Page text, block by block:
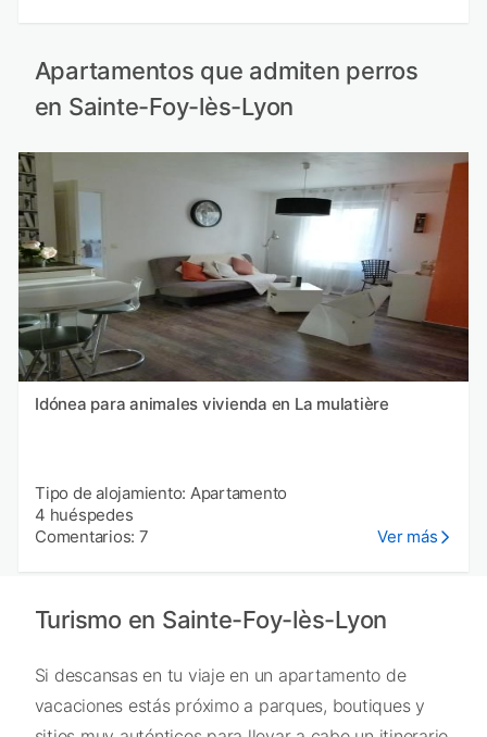
Apartamentos que admiten perros
en Sainte-Foy-lès-Lyon
Idónea para animales vivienda en La mulatière
Tipo de alojamiento: Apartamento
4 huéspedes
Comentarios: 7
Ver más
Turismo en Sainte-Foy-lès-Lyon
Si descansas en tu viaje en un apartamento de
vacaciones estás próximo a parques, boutiques y